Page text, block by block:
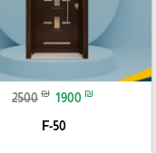
2500 ₪ 1900 ₪
F-50